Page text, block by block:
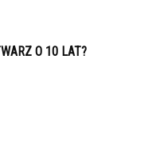
O 10 LAT?